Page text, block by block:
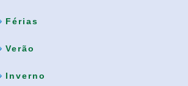
Férias
Verão
Inverno